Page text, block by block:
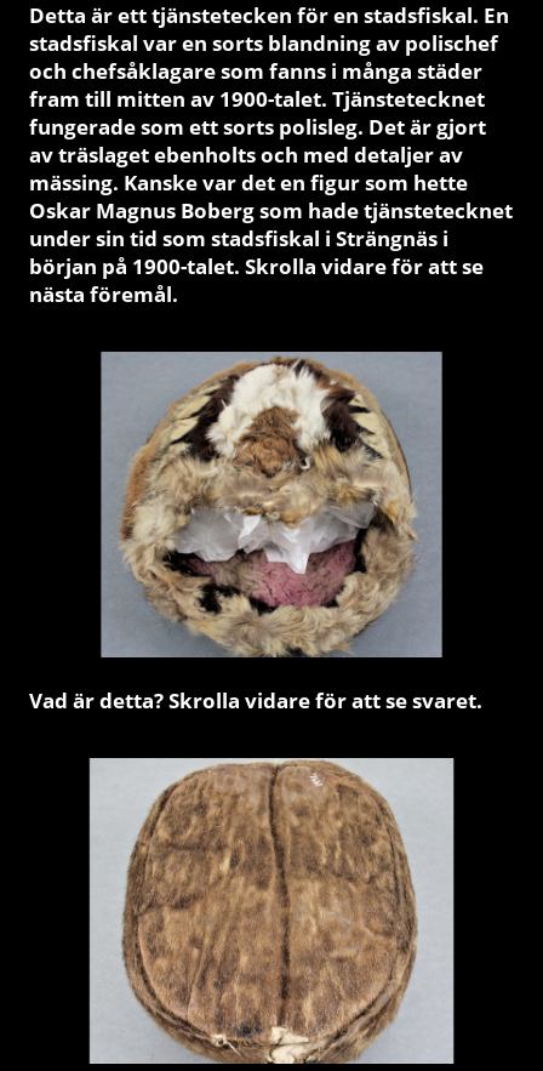
Detta är ett tjänstetecken för en stadsfiskal. En
stadsfiskal var en sorts blandning av polischef
och chefsåklagare som fanns i många städer
fram till mitten av 1900-talet. Tjänstetecknet
fungerade som ett sorts polisleg. Det är gjort
av träslaget ebenholts och med detaljer av
mässing. Kanske var det en figur som hette
Oskar Magnus Boberg som hade tjänstetecknet
under sin tid som stadsfiskal i Strängnäs i
början på 1900-talet. Skrolla vidare för att se
nästa föremål.
Vad är detta? Skrolla vidare för att se svaret.